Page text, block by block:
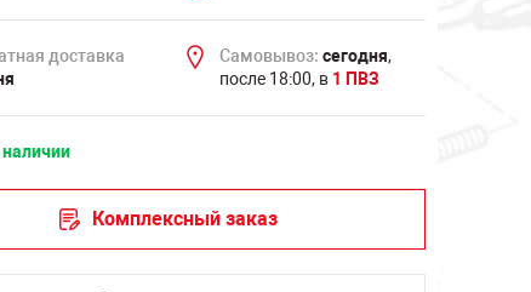
доставка
Самовывоз: сегодня,
после 18:00, в 1 ПВЗ
наличии
Комплексный заказ